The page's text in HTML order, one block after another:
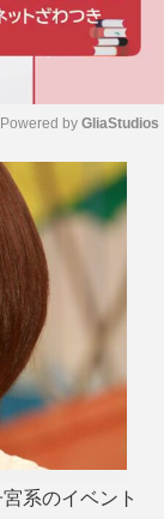
u
t
Powered by GliaStudios
系のイベント